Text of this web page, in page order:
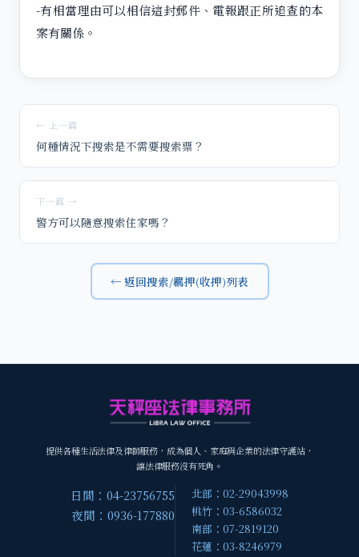
-有相當理由可以相信這封郵件、電報跟正所追查的本
案有關係。
← 上一篇
何種情況下搜索是不需要搜索票？
下一篇 →
警方可以隨意搜索住家嗎？
← 返回搜索/羈押(收押)列表
提供各種生活法律及律師服務，成為個人、家庭與企業的法律守護站，
讓法律服務沒有死角。
日間：04-23756755
夜間：0936-177880
北部：02-29043998
桃竹：03-6586032
南部：07-2819120
花蓮：03-8246979